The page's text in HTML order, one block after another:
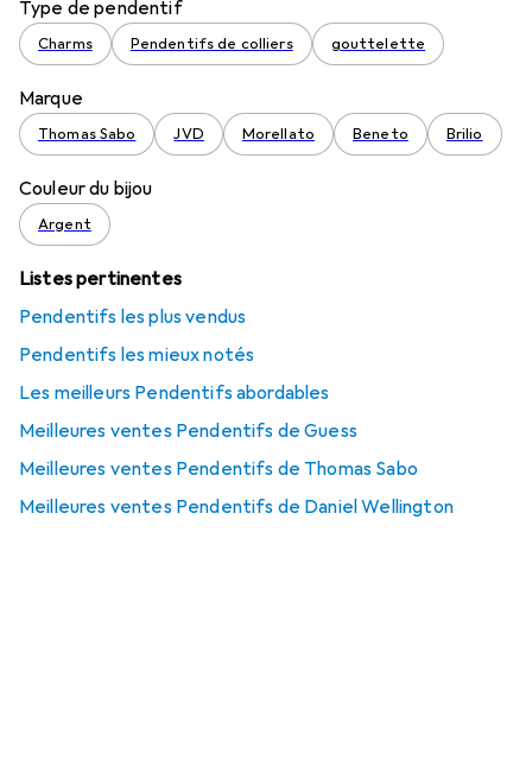
Type de pendentif
Charms Pendentifs de colliers gouttelette
Marque
Thomas Sabo JVD Morellato Beneto Brilio
Couleur du bijou
Argent
Listes pertinentes
Pendentifs les plus vendus
Pendentifs les mieux notés
Les meilleurs Pendentifs abordables
Meilleures ventes Pendentifs de Guess
Meilleures ventes Pendentifs de Thomas Sabo
Meilleures ventes Pendentifs de Daniel Wellington